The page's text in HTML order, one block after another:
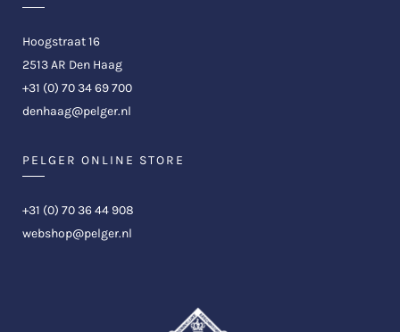
Hoogstraat 16
2513 AR Den Haag
+31 (0) 70 34 69 700
denhaag@pelger.nl
PELGER ONLINE STORE
+31 (0) 70 36 44 908
webshop@pelger.nl